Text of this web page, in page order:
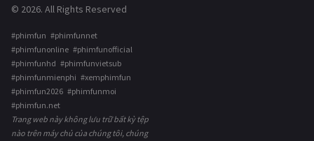
© 2026. All Rights Reserved
#phimfun #phimfunnet
#phimfunonline #phimfunofficial
#phimfunhd #phimfunvietsub
#phimfunmienphi #xemphimfun
#phimfun2026 #phimfunmoi
#phimfun.net
Trang web này không lưu trữ bất kỳ tệp
nào trên máy chủ của chúng tôi, chúng